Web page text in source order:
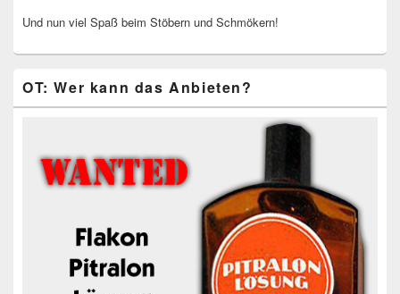
Und nun viel Spaß beim Stöbern und Schmökern!
OT: Wer kann das Anbieten?